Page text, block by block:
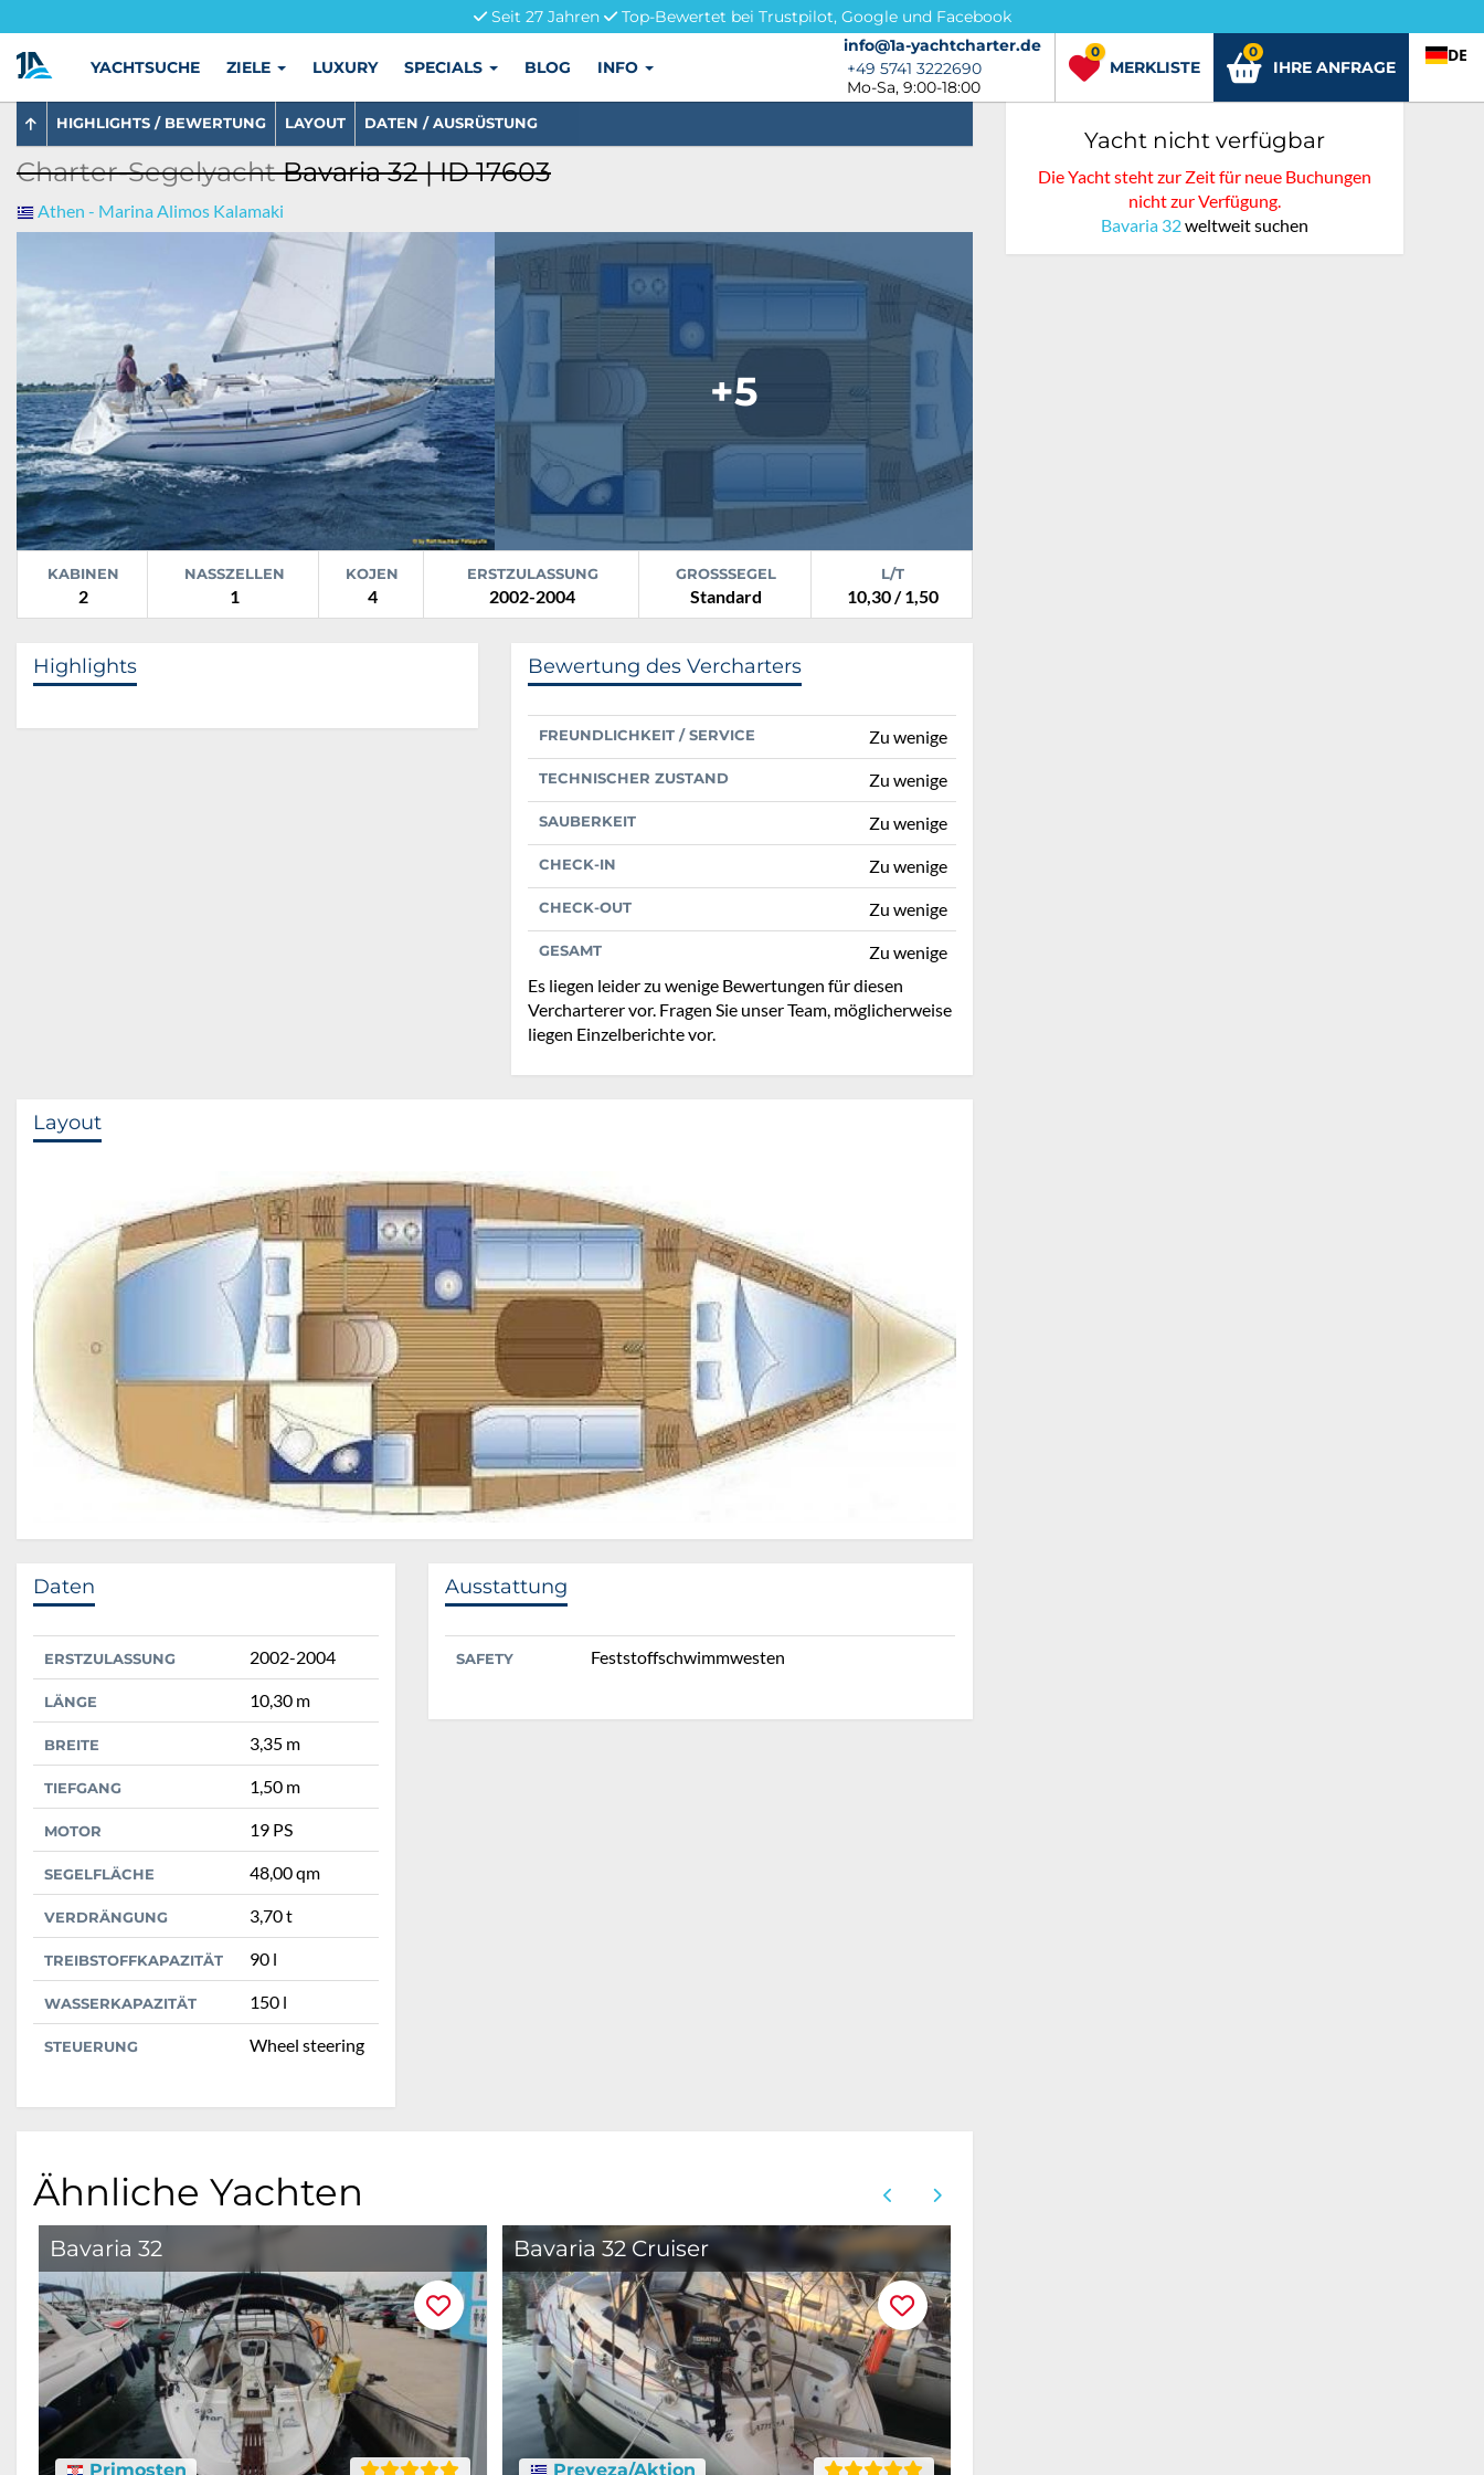
Seit 27 Jahren
Top-Bewertet bei Trustpilot, Google und Facebook
info@1a-yachtcharter.de
info@1a-yachtcharter.de
+49 5741 3222690
+49 5741 3222690
Mo-Sa, 9:00-18:00
MERKLISTE
0
IHRE ANFRAGE
0 DE
YACHTSUCHE ZIELE LUXURY SPECIALS BLOG INFO
HIGHLIGHTS / BEWERTUNG LAYOUT DATEN / AUSRÜSTUNG
Charter-SegelyachtBavaria 32 | ID 17603
Athen - Marina Alimos Kalamaki
+5
KABINEN
2
NASSZELLEN
1
KOJEN
4
ERSTZULASSUNG
2002-2004
GROSSSEGEL
Standard
L/T
10,30 / 1,50
Highlights Bewertung des Vercharters
FREUNDLICHKEIT / SERVICE Zu wenige
TECHNISCHER ZUSTAND Zu wenige
SAUBERKEIT Zu wenige
CHECK-IN Zu wenige
CHECK-OUT Zu wenige
GESAMT
Zu wenige
Es liegen leider zu wenige Bewertungen für diesen
Vercharterer vor. Fragen Sie unser Team, möglicherweise
liegen Einzelberichte vor.
Layout
Daten
ERSTZULASSUNG 2002-2004
LÄNGE 10,30 m
BREITE 3,35 m
TIEFGANG 1,50 m
MOTOR 19 PS
SEGELFLÄCHE 48,00 qm
VERDRÄNGUNG 3,70 t
TREIBSTOFFKAPAZITÄT 90 l
WASSERKAPAZITÄT 150 l
STEUERUNG Wheel steering
Ausstattung
SAFETY Feststoffschwimmwesten
Ähnliche Yachten
Bavaria 32
Primosten
Bavaria 32 Cruiser
Preveza/Aktion
Yacht nicht verfügbar
Die Yacht steht zur Zeit für neue Buchungen
nicht zur Verfügung.
Bavaria 32weltweit suchen